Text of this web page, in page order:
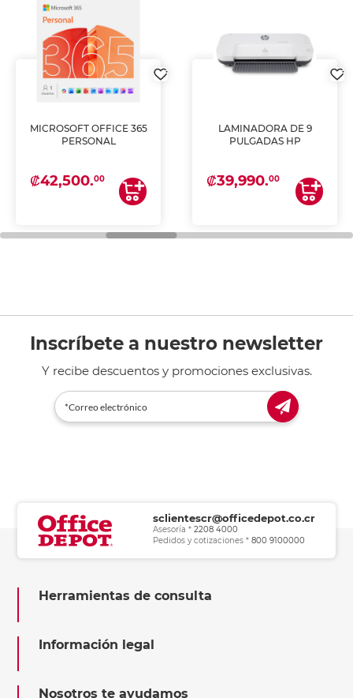
MICROSOFT OFFICE 365
PERSONAL
₡42,500.00
LAMINADORA DE 9
PULGADAS HP
₡39,990.00
Inscríbete a nuestro newsletter
Y recibe descuentos y promociones exclusivas.
sclientescr@officedepot.co.cr
Asesoría *2208 4000
Pedidos y cotizaciones *800 9100000
Herramientas de consulta
Información legal
Nosotros te ayudamos